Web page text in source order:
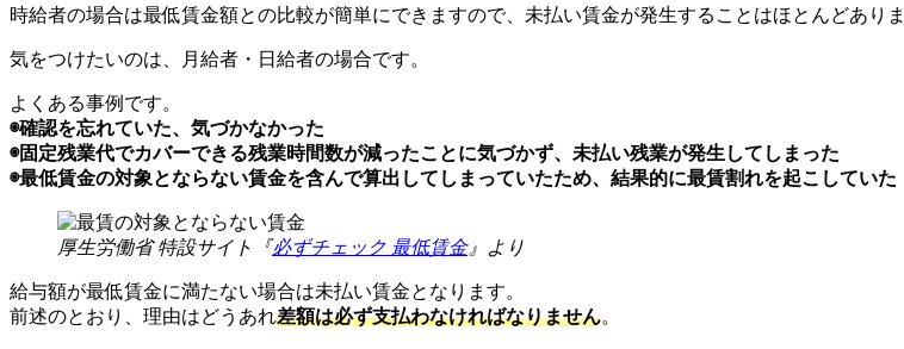
時給者の場合は最低賃金額との比較が簡単にできますので、未払い賃金が発生することはほとんどありま
気をつけたいのは、月給者・日給者の場合です。
よくある事例です。
◉確認を忘れていた、気づかなかった
◉固定残業代でカバーできる残業時間数が減ったことに気づかず、未払い残業が発生してしまった
◉最低賃金の対象とならない賃金を含んで算出してしまっていたため、結果的に最賃割れを起こしていた
厚生労働省 特設サイト『必ずチェック 最低賃金』より
給与額が最低賃金に満たない場合は未払い賃金となります。
前述のとおり、理由はどうあれ差額は必ず支払わなければなりません。